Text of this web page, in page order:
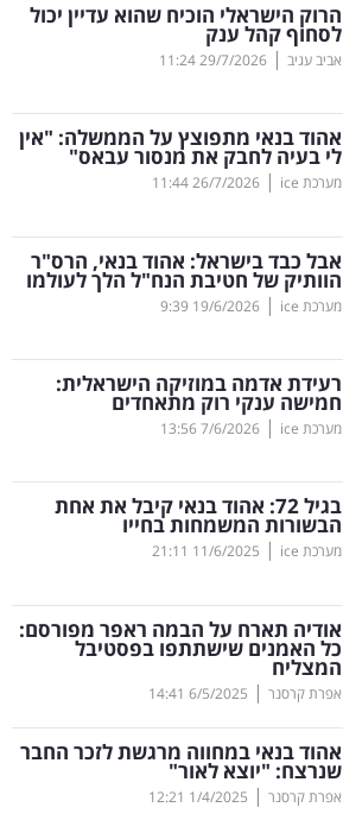
הרוק הישראלי הוכיח שהוא עדיין יכול
לסחוף קהל ענק
אביב עגיב |
29/7/2026
11:24
אהוד בנאי מתפוצץ על הממשלה: "אין
לי בעיה לחבק את מנסור עבאס"
מערכת ice |
26/7/2026
11:44
אבל כבד בישראל: אהוד בנאי, הרס"ר
הוותיק של חטיבת הנח"ל הלך לעולמו
מערכת ice |
19/6/2026
9:39
רעידת אדמה במוזיקה הישראלית:
חמישה ענקי רוק מתאחדים
מערכת ice |
7/6/2026
13:56
בגיל 72: אהוד בנאי קיבל את אחת
הבשורות המשמחות בחייו
מערכת ice |
11/6/2025
21:11
אודיה תארח על הבמה ראפר מפורסם:
כל האמנים שישתתפו בפסטיבל
המצליח
אפרת קרסנר |
6/5/2025
14:41
אהוד בנאי במחווה מרגשת לזכר החבר
שנרצח: "יוצא לאור"
אפרת קרסנר |
1/4/2025
12:21